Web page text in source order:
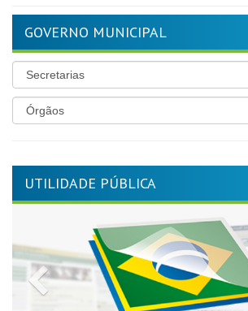
GOVERNO MUNICIPAL
UTILIDADE PÚBLICA
Previous